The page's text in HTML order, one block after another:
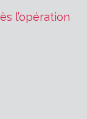
l’opération